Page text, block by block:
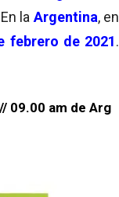
la Argentina, en
febrero de 2021.
09.00 am de Arg